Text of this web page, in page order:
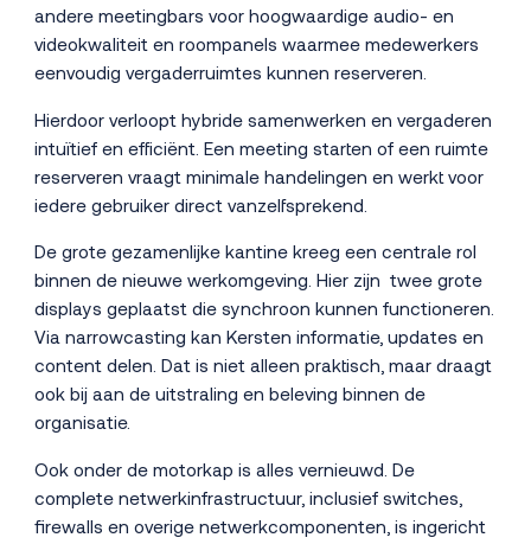
andere meetingbars voor hoogwaardige audio- en
videokwaliteit en roompanels waarmee medewerkers
eenvoudig vergaderruimtes kunnen reserveren.
Hierdoor verloopt hybride samenwerken en vergaderen
intuïtief en efficiënt. Een meeting starten of een ruimte
reserveren vraagt minimale handelingen en werkt voor
iedere gebruiker direct vanzelfsprekend.
De grote gezamenlijke kantine kreeg een centrale rol
binnen de nieuwe werkomgeving. Hier zijn twee grote
displays geplaatst die synchroon kunnen functioneren.
Via narrowcasting kan Kersten informatie, updates en
content delen. Dat is niet alleen praktisch, maar draagt
ook bij aan de uitstraling en beleving binnen de
organisatie.
Ook onder de motorkap is alles vernieuwd. De
complete netwerkinfrastructuur, inclusief switches,
firewalls en overige netwerkcomponenten, is ingericht